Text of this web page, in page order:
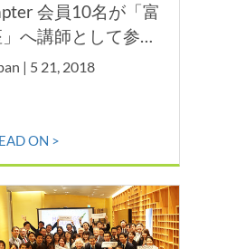
会員10名が「富
へ講師として参画
した。
| 5 21, 2018
ON >